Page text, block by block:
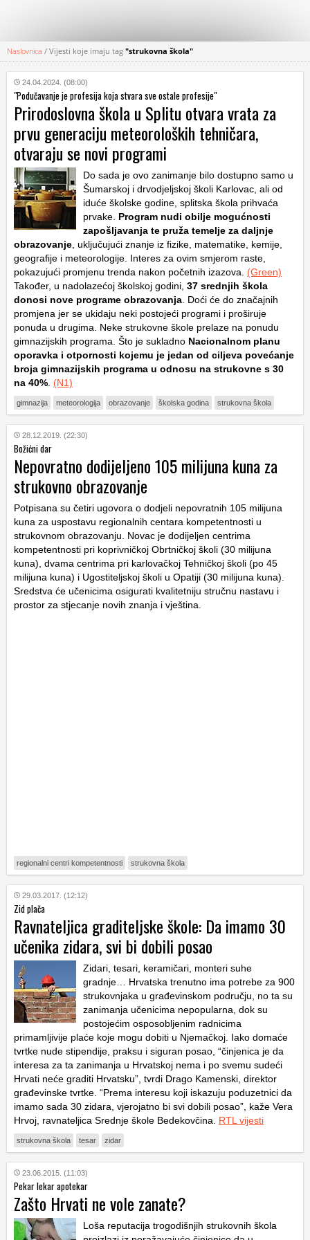
KATEGORIJE
HRVATSKI
WEB
Naslovnica / Vijesti koje imaju tag "strukovna škola"
24.04.2024. (08:00)
"Podučavanje je profesija koja stvara sve ostale profesije"
Prirodoslovna škola u Splitu otvara vrata za
prvu generaciju meteoroloških tehničara,
otvaraju se novi programi
Do sada je ovo zanimanje bilo dostupno samo u
Šumarskoj i drvodjeljskoj školi Karlovac, ali od
iduće školske godine, splitska škola prihvaća
prvake. Program nudi obilje mogućnosti
zapošljavanja te pruža temelje za daljnje
obrazovanje , uključujući znanje iz fizike, matematike, kemije,
geografije i meteorologije. Interes za ovim smjerom raste,
pokazujući promjenu trenda nakon početnih izazova. (Green)
Također, u nadolazećoj školskoj godini, 37 srednjih škola
donosi nove programe obrazovanja . Doći će do značajnih
promjena jer se ukidaju neki postojeći programi i proširuje
ponuda u drugima. Neke strukovne škole prelaze na ponudu
gimnazijskih programa. Što je sukladno Nacionalnom planu
oporavka i otpornosti kojemu je jedan od ciljeva povećanje
broja gimnazijskih programa u odnosu na strukovne s 30
na 40% (N1)
gimnazija meteorologija obrazovanje školska godina strukovna škola
28.12.2019. (22:30)
Božićni dar
Nepovratno dodijeljeno 105 milijuna kuna za
strukovno obrazovanje
Potpisana su četiri ugovora o dodjeli nepovratnih 105 milijuna
kuna za uspostavu regionalnih centara kompetentnosti u
strukovnom obrazovanju. Novac je dodijeljen centrima
kompetentnosti pri koprivničkoj Obrtničkoj školi (30 milijuna
kuna), dvama centrima pri karlovačkoj Tehničkoj školi (po 45
milijuna kuna) i Ugostiteljskoj školi u Opatiji (30 milijuna kuna).
Sredstva će učenicima osigurati kvalitetniju stručnu nastavu i
prostor za stjecanje novih znanja i vještina.
regionalni centri kompetentnosti strukovna škola
29.03.2017. (12:12)
Zid plača
Ravnateljica graditeljske škole: Da imamo 30
učenika zidara, svi bi dobili posao
Zidari, tesari, keramičari, monteri suhe
gradnje… Hrvatska trenutno ima potrebe za 900
strukovnjaka u građevinskom području, no ta su
zanimanja učenicima nepopularna, dok su
postojećim osposobljenim radnicima
primamljivije plaće koje mogu dobiti u Njemačkoj. Iako domaće
tvrtke nude stipendije, praksu i siguran posao, “činjenica je da
interesa za ta zanimanja u Hrvatskoj nema i po svemu sudeći
Hrvati neće graditi Hrvatsku”, tvrdi Drago Kamenski, direktor
građevinske tvrtke. “Prema interesu koji iskazuju poduzetnici da
imamo sada 30 zidara, vjerojatno bi svi dobili posao”, kaže Vera
Hrvoj, ravnateljica Srednje škole Bedekovčina. RTL vijesti
strukovna škola tesar zidar
23.06.2015. (11:03)
Pekar lekar apotekar
Zašto Hrvati ne vole zanate?
Loša reputacija trogodišnjih strukovnih škola